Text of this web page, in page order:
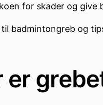
for skader og
badmintongreb og
er